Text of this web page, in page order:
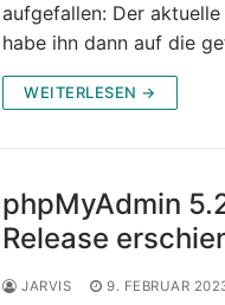
aufgefallen: Der
habe ihn dann auf die
WEITERLESEN →
phpMyAdmin
Release
JARVIS 9. FEBRUAR